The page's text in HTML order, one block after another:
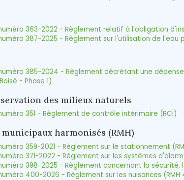
363-2022 - Règlement relatif à l'obligation
387-2025 - Règlement sur l'utilisation de l'eau
385-2024 - Règlement décrétant une
- Phase 1)
des milieux naturels
351 - Règlement de contrôle intérimaire (RCI)
municipaux harmonisés (RMH)
359-2021 - Règlement sur le stationnement
371-2022 - Règlement sur les systèmes d'alarme
398-2025 - Règlement concernant la sécurité,
400-2026 - Règlement sur les nuisances (RMH